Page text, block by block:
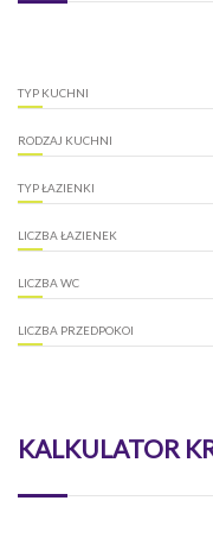
TYP KUCHNI
RODZAJ KUCHNI
TYP ŁAZIENKI
LICZBA ŁAZIENEK
LICZBA WC
LICZBA PRZEDPOKOI
KALKULATOR